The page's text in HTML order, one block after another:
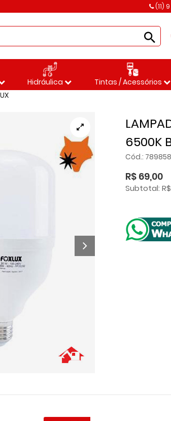
(11)
Hidráulica Tintas / Acessórios
6500K
Cód.:
R$ 69,00
Subtotal: